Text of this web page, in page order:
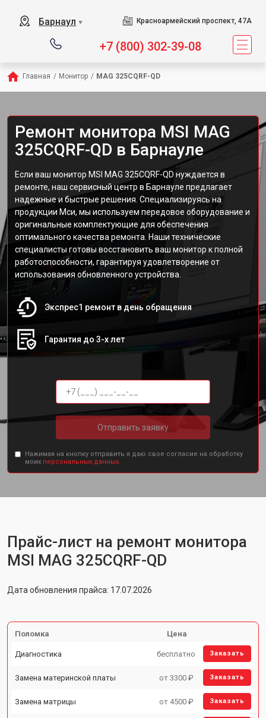
Барнаул ▼ Красноармейский проспект, 47А
+7 (800) 302-39-08
Главная / Монитор / MAG 325CQRF-QD
Ремонт монитора MSI MAG
325CQRF-QD в Барнауле
Если ваш монитор MSI MAG 325CQRF-QD нуждается в
ремонте, наш сервисный центр в Барнауле предлагает
надежные и быстрые решения. Специализируясь на
продукции Мси, мы используем передовое оборудование и
оригинальные комплектующие для обеспечения
оптимального качества ремонта. Наши технические
специалисты готовы восстановить ваш монитор к полной
работоспособности, гарантируя удовлетворение от
использования обновленного устройства.
Экспрес1 ремонт в день обращения
Гарантия до 3-х лет
Отправить заявку
Нажимая на кнопку отправить я даю свое согласие на обработку
моих персональных данных.
Прайс-лист на ремонт монитора
MSI MAG 325CQRF-QD
Дата обновления прайса: 17.07.2026
Поломка Цена
Диагностика бесплатно Заказать
Замена материнской платы от 3300 ₽ Заказать
Замена матрицы от 4500 ₽ Заказать